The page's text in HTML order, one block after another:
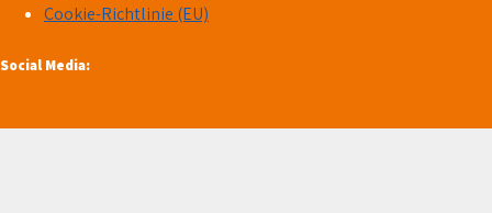
Cookie-Richtlinie (EU)
Social Media: